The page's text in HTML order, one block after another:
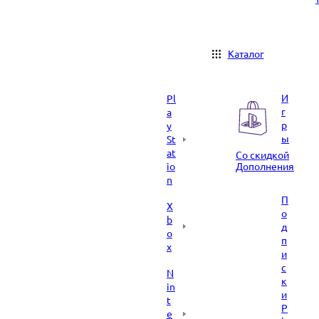
Каталог
Pl
a
y
St
at
io
n
X
b
o
x
N
in
t
e
И
г
р
ы
Со скидкой
Дополнения
П
о
д
п
и
с
к
и
P